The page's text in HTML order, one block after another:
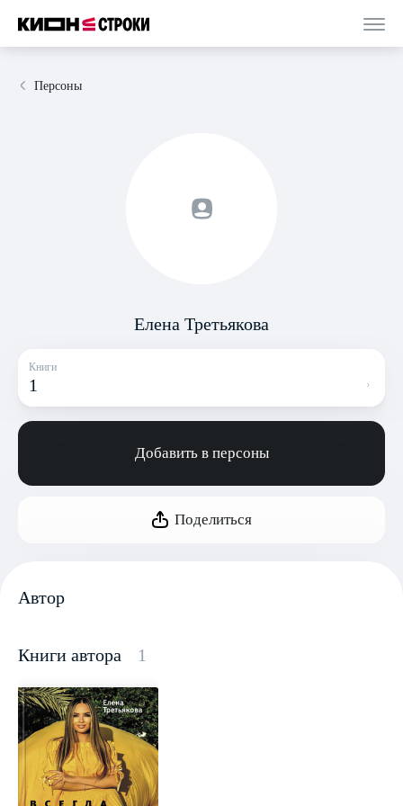
Персоны
Елена Третьякова
Книги
1
Добавить в персоны
Поделиться
Автор
Книги автора 1